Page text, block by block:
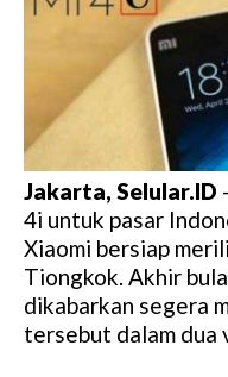
Jakarta, Selular.ID
4i untuk pasar
Xiaomi bersiap
Tiongkok. Akhir
dikabarkan segera
tersebut dalam dua